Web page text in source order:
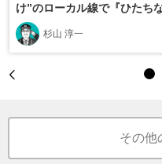
け”のローカル線で『ひたち
続けられるワケ
杉山 淳一
その他